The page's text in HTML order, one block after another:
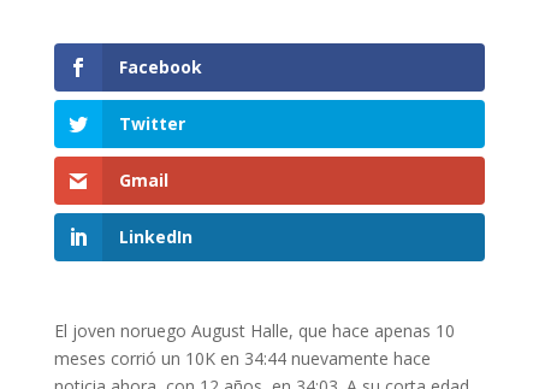
Facebook
Twitter
Gmail
LinkedIn
El joven noruego August Halle, que hace apenas 10
meses corrió un 10K en 34:44 nuevamente hace